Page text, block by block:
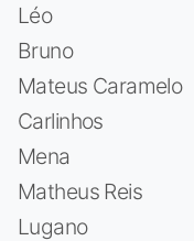
Léo
Bruno
Mateus Caramelo
Carlinhos
Mena
Matheus Reis
Lugano